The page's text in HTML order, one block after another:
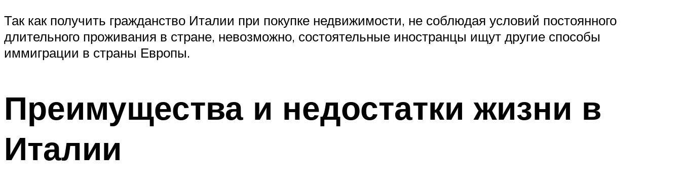
Так как получить гражданство Италии при покупке недвижимости, не соблюдая условий постоянного
длительного проживания в стране, невозможно, состоятельные иностранцы ищут другие способы
иммиграции в страны Европы.
Преимущества и недостатки жизни в
Италии